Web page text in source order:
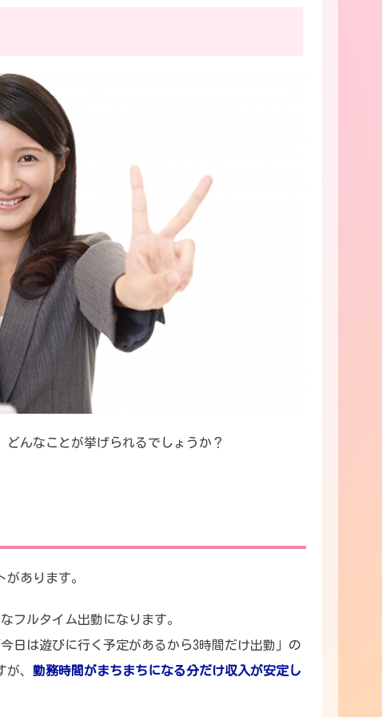
んなことが挙げられるでしょうか？
があります。
フルタイム出勤になります。
日は遊びに行く予定があるから3時間だけ出勤」の
、 勤務時間がまちまちになる分だけ収入が安定し